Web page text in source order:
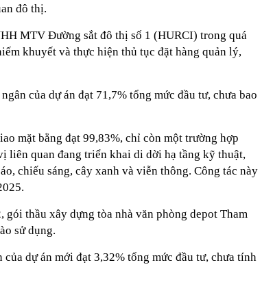
đô thị.
MTV Đường sắt đô thị số 1 (HURCI) trong quá
khuyết và thực hiện thủ tục đặt hàng quản lý,
của dự án đạt 71,7% tổng mức đầu tư, chưa bao
mặt bằng đạt 99,83%, chỉ còn một trường hợp
liên quan đang triển khai di dời hạ tầng kỹ thuật,
chiếu sáng, cây xanh và viễn thông. Công tác này
gói thầu xây dựng tòa nhà văn phòng depot Tham
sử dụng.
dự án mới đạt 3,32% tổng mức đầu tư, chưa tính